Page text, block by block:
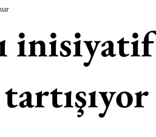
TOZ PORTRELER ON
XXY ODAK: RESİM KIVRIM